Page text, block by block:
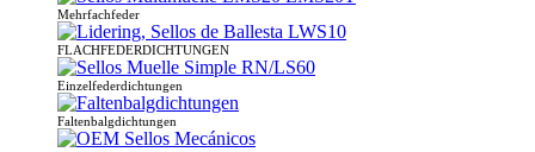
Mehrfachfeder
FLACHFEDERDICHTUNGEN
Einzelfederdichtungen
Faltenbalgdichtungen